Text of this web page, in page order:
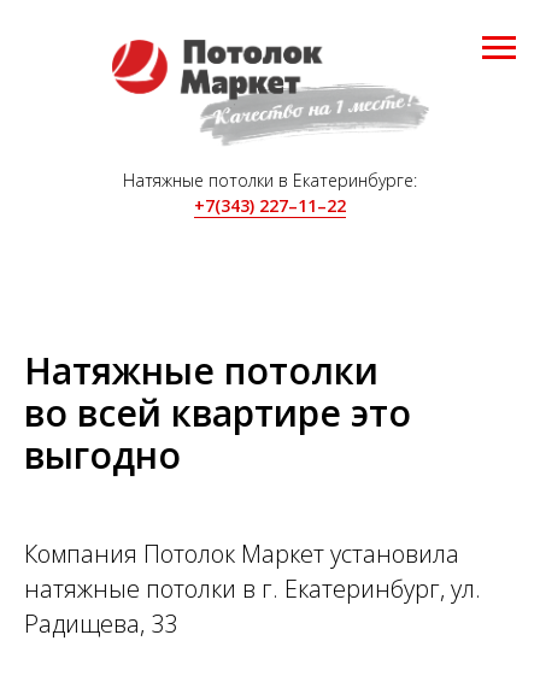
Натяжные потолки в Екатеринбурге:
+7(343) 227–11–22
Натяжные потолки
во всей квартире это
выгодно
Компания Потолок Маркет установила
натяжные потолки в г. Екатеринбург, ул.
Радищева, 33